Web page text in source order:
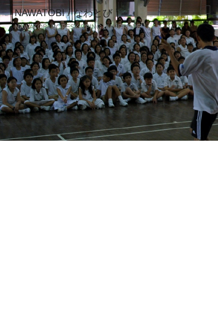
NAWATOBI / なわとび
NAWATOBI ROPESKIPPING JUMPROPE